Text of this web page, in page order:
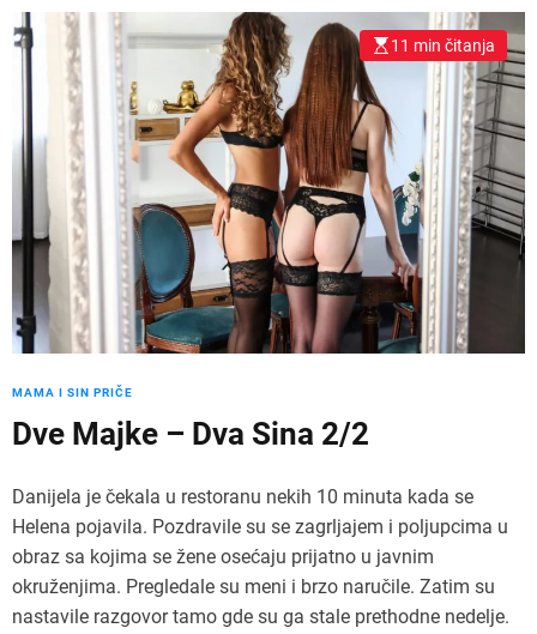
11 min čitanja
MAMA I SIN PRIČE
Dve Majke – Dva Sina 2/2
Danijela je čekala u restoranu nekih 10 minuta kada se
Helena pojavila. Pozdravile su se zagrljajem i poljupcima u
obraz sa kojima se žene osećaju prijatno u javnim
okruženjima. Pregledale su meni i brzo naručile. Zatim su
nastavile razgovor tamo gde su ga stale prethodne nedelje.